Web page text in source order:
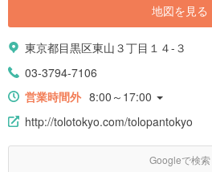
地図を見る
東京都目黒区東山３丁目１４-３
03-3794-7106
営業時間外 8:00～17:00
http://tolotokyo.com/tolopantokyo
Googleで検索